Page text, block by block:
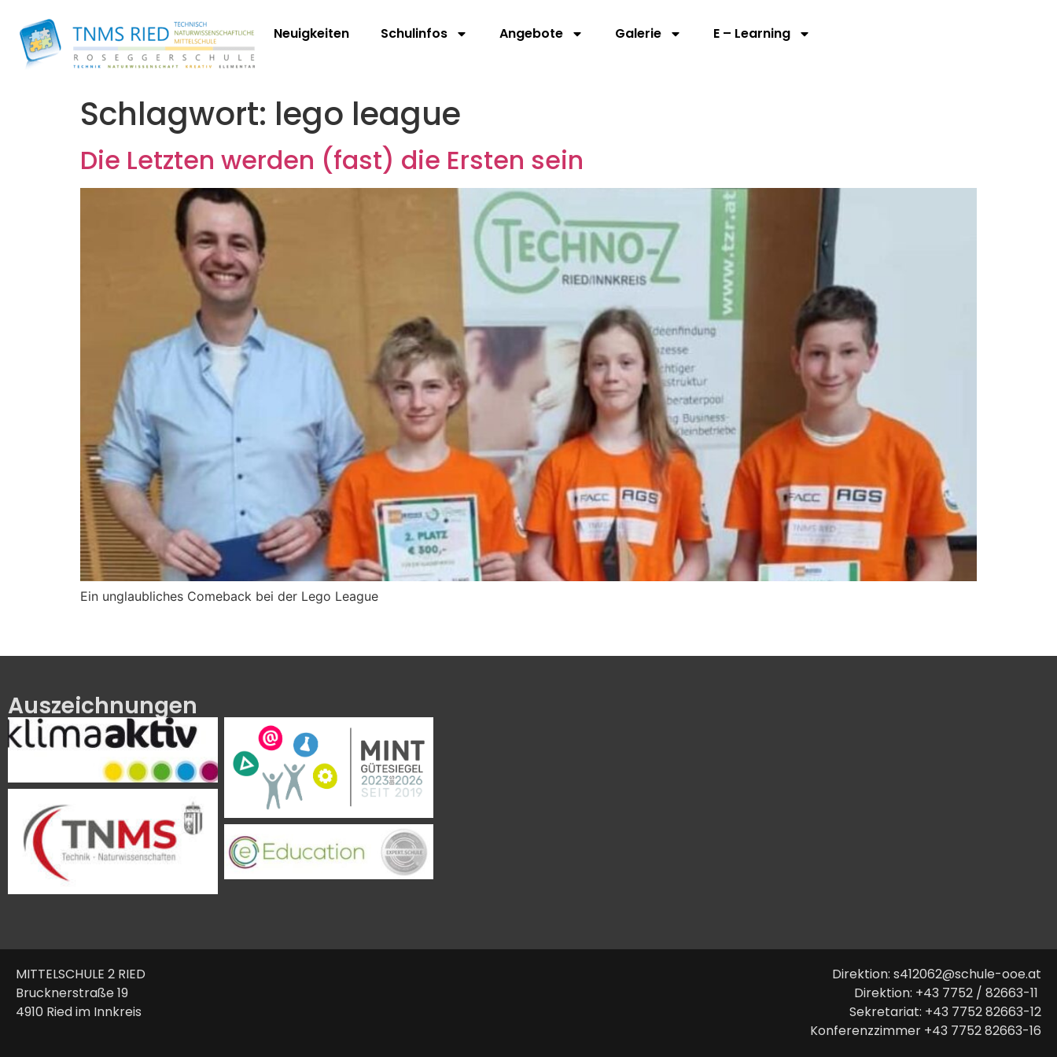
Neuigkeiten Schulinfos Angebote Galerie E – Learning
Schlagwort: lego league
Die Letzten werden (fast) die Ersten sein
Ein unglaubliches Comeback bei der Lego League
Auszeichnungen
MITTELSCHULE 2 RIED
Brucknerstraße 19
4910 Ried im Innkreis
Direktion: s412062@schule-ooe.at
Direktion: +43 7752 / 82663-11
Sekretariat: +43 7752 82663-12
Konferenzzimmer +43 7752 82663-16